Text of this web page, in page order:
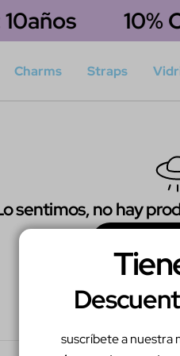
suscríbete a nuestra
10%
Charms Straps
sentimos, no hay